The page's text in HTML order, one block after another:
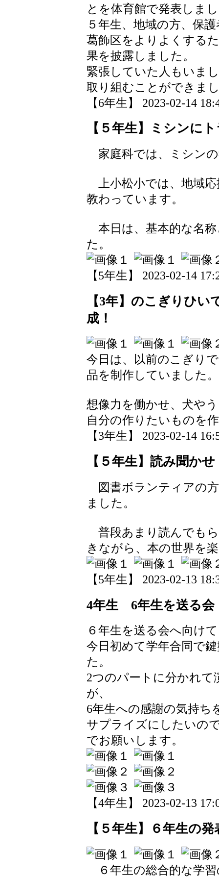
とを体育館で発表しま
５年生、地域の方、保
葛飾区をよりよくする
果を披露しました。
緊張していた人もいま
取り組むことができま
【6年生】 2023-02-14
【５年生】ミシンに
家庭科では、ミシン
上小松小では、地域
教わっています。
本日は、基本的な名
た。
【5年生】 2023-02-14
【3年】のこぎりひ
成！
今日は、以前のこぎり
品を制作していました。
想像力を働かせ、犬や
自分の作りたいものを
【3年生】 2023-02-14
【５年生】読み聞かせ
図書ボランティアの
ました。
普段あまり読んでも
きながら、本の世界を
【5年生】 2023-02-13
4年生 6年生を送る
６年生を送る会へ向け
今日初めて学年合同で
た。
2つのパートに分かれ
が、
6年生への感謝の気持ち
サプライズにしたいの
でお願いします。
【4年生】 2023-02-13
【５年生】６年生の発
６年生の総合的な学